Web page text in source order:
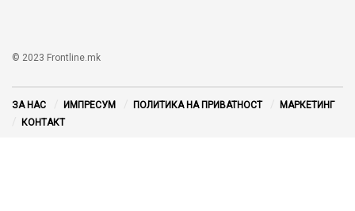
© 2023 Frontline.mk
ЗА НАС ИМПРЕСУМ ПОЛИТИКА НА ПРИВАТНОСТ
МАРКЕТИНГ
КОНТАКТ